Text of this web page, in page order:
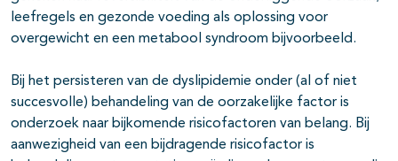
leefregels en gezonde voeding als oplossing voor
overgewicht en een metabool syndroom bijvoorbeeld.
Bij het persisteren van de dyslipidemie onder (al of niet
succesvolle) behandeling van de oorzakelijke factor is
onderzoek naar bijkomende risicofactoren van belang. Bij
aanwezigheid van een bijdragende risicofactor is